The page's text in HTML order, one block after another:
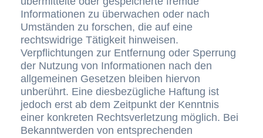
Informationen zu überwachen oder nach
Umständen zu forschen, die auf eine
rechtswidrige Tätigkeit hinweisen.
Verpflichtungen zur Entfernung oder Sperrung
der Nutzung von Informationen nach den
allgemeinen Gesetzen bleiben hiervon
unberührt. Eine diesbezügliche Haftung ist
jedoch erst ab dem Zeitpunkt der Kenntnis
einer konkreten Rechtsverletzung möglich. Bei
Bekanntwerden von entsprechenden